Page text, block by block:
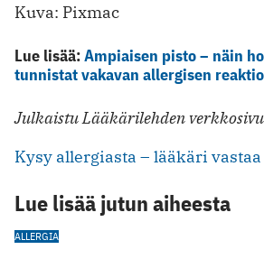
Kuva: Pixmac
Lue lisää:Ampiaisen pisto – näin
tunnistat vakavan allergisen
Julkaistu Lääkärilehden
Kysy allergiasta – lääkäri vastaa
Lue lisää jutun aiheesta
ALLERGIA